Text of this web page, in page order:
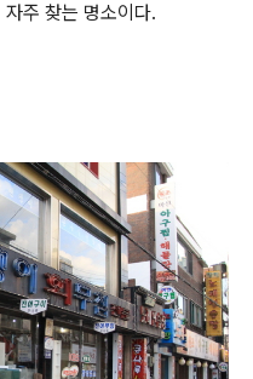
주 찾는 명소이다.